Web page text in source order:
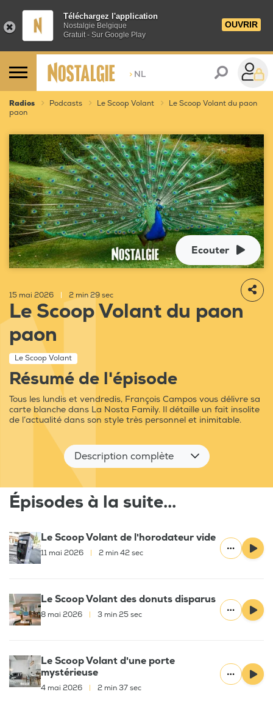
Téléchargez l'application
Nostalgie Belgique
Gratuit - Sur Google Play
OUVRIR
> NL
Radios Podcasts Le Scoop Volant
Le Scoop Volant du paon
paon
Ecouter
15 mai 2026 2 min 29 sec
Le Scoop Volant du paon
paon
Le Scoop Volant
Résumé de l'épisode
Tous les lundis et vendredis, François Campos vous délivre sa
carte blanche dans La Nosta Family. Il détaille un fait insolite
de l’actualité dans son style très personnel et inimitable.
Description complète
Épisodes à la suite...
Le Scoop Volant de l'horodateur vide
11 mai 2026 2 min 42 sec
Le Scoop Volant des donuts disparus
8 mai 2026 3 min 25 sec
Le Scoop Volant d'une porte
mystérieuse
4 mai 2026 2 min 37 sec